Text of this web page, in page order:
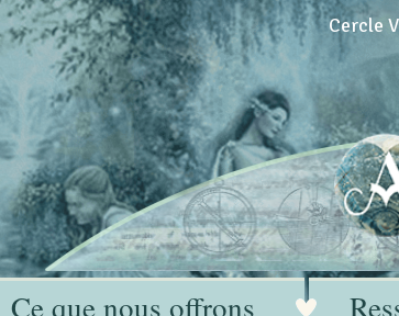
Cercle
Ce que nous offrons